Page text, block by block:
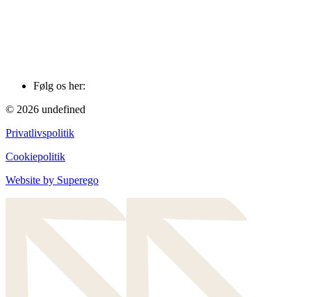
Følg os her:
© 2026 undefined
Privatlivspolitik
Cookiepolitik
Website by Superego